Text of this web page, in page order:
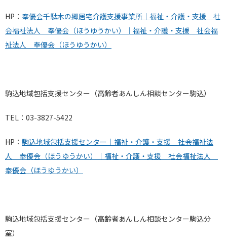
HP： 奉優会千駄木の郷居宅介護支援事業所｜福祉・介護・支援 社
会福祉法人 奉優会（ほうゆうかい）｜福祉・介護・支援 社会福
祉法人 奉優会（ほうゆうかい）
駒込地域包括支援センター（高齢者あんしん相談センター駒込）
TEL：03-3827-5422
HP： 駒込地域包括支援センター｜福祉・介護・支援 社会福祉法
人 奉優会（ほうゆうかい）｜福祉・介護・支援 社会福祉法人
奉優会（ほうゆうかい）
駒込地域包括支援センター（高齢者あんしん相談センター駒込分
室）